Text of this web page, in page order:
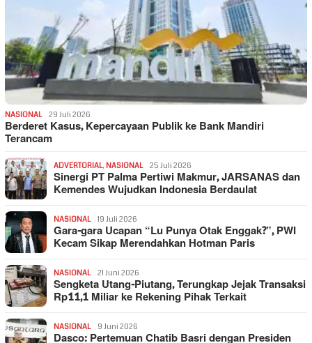
NASIONAL 29 Juli 2026
Berderet Kasus, Kepercayaan Publik ke Bank Mandiri
Terancam
ADVERTORIAL, NASIONAL 25 Juli 2026
Sinergi PT Palma Pertiwi Makmur, JARSANAS dan
Kemendes Wujudkan Indonesia Berdaulat
NASIONAL 19 Juli 2026
Gara-gara Ucapan “Lu Punya Otak Enggak?”, PWI
Kecam Sikap Merendahkan Hotman Paris
NASIONAL 21 Juni 2026
Sengketa Utang-Piutang, Terungkap Jejak Transaksi
Rp11,1 Miliar ke Rekening Pihak Terkait
NASIONAL 9 Juni 2026
Dasco: Pertemuan Chatib Basri dengan Presiden